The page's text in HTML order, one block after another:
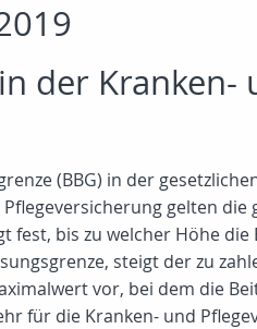
der Kranken-
(BBG) in der
gelten
fest, bis zu welcher Höhe
steigt der zu
vor, bei dem die
für die Kranken- und